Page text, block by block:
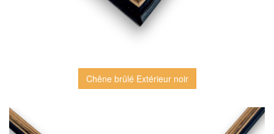
Chêne brûlé Extérieur noir